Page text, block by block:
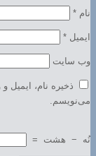
نام *
ایمیل *
وب‌ سایت
ذخیره نام، ایمیل
می‌نویسم.
نُه − هشت =